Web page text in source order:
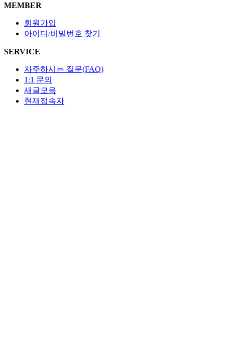
MEMBER
회원가입
아이디/비밀번호 찾기
SERVICE
자주하시는 질문(FAQ)
1:1 문의
새글모음
현재접속자